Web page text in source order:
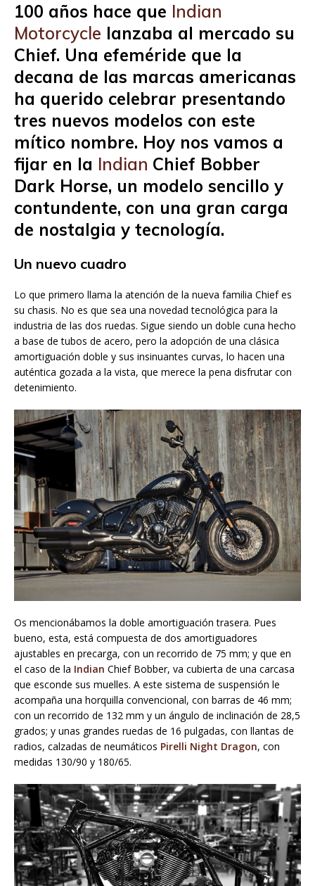
100 años hace que Indian
Motorcycle lanzaba al mercado su
Chief. Una efeméride que la
decana de las marcas americanas
ha querido celebrar presentando
tres nuevos modelos con este
mítico nombre. Hoy nos vamos a
fijar en la Indian Chief Bobber
Dark Horse, un modelo sencillo y
contundente, con una gran carga
de nostalgia y tecnología.
Un nuevo cuadro
Lo que primero llama la atención de la nueva familia Chief es
su chasis. No es que sea una novedad tecnológica para la
industria de las dos ruedas. Sigue siendo un doble cuna hecho
a base de tubos de acero, pero la adopción de una clásica
amortiguación doble y sus insinuantes curvas, lo hacen una
auténtica gozada a la vista, que merece la pena disfrutar con
detenimiento.
Os mencionábamos la doble amortiguación trasera. Pues
bueno, esta, está compuesta de dos amortiguadores
ajustables en precarga, con un recorrido de 75 mm; y que en
el caso de la Indian Chief Bobber, va cubierta de una carcasa
que esconde sus muelles. A este sistema de suspensión le
acompaña una horquilla convencional, con barras de 46 mm;
con un recorrido de 132 mm y un ángulo de inclinación de 28,5
grados; y unas grandes ruedas de 16 pulgadas, con llantas de
radios, calzadas de neumáticos Pirelli Night Dragon, con
medidas 130/90 y 180/65.